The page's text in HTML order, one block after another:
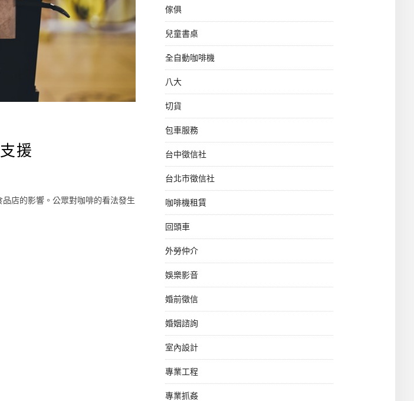
援
店的影響。公眾對咖啡的看法發生
傢俱
兒童書桌
全自動咖啡機
八大
切貨
包車服務
台中徵信社
台北市徵信社
咖啡機租賃
回頭車
外勞仲介
娛樂影音
婚前徵信
婚姻諮詢
室內設計
專業工程
專業抓姦